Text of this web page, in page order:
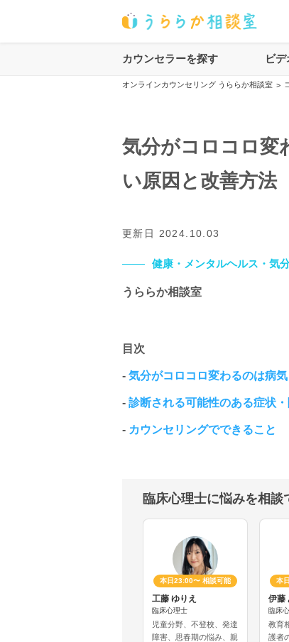
カウンセラーを探す ビ
オンラインカウンセリング うららか相談室 >
気分がコロコロ変
い原因と改善方法
更新日 2024.10.03
健康・メンタルヘルス・気
うららか相談室
目次
- 気分がコロコロ変わるのは病気
- 診断される可能性のある症状
- カウンセリングでできること
臨床心理士に悩みを相談
本日23:00〜 相談可能
工藤 ゆりえ
臨床心理士
児童分野、不登校、発達
障害、思春期の悩み、親
本
伊藤
臨床
教育
護者